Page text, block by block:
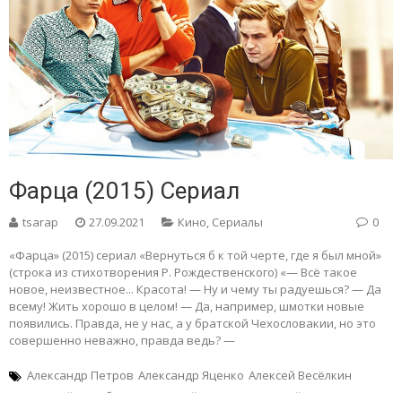
Фарца (2015) Сериал
tsarap 27.09.2021 Кино, Сериалы 0
«Фарца» (2015) сериал «Вернуться б к той черте, где я был мной»
(строка из стихотворения Р. Рождественского) «— Всё такое
новое, неизвестное... Красота! — Ну и чему ты радуешься? — Да
всему! Жить хорошо в целом! — Да, например, шмотки новые
появились. Правда, не у нас, а у братской Чехословакии, но это
совершенно неважно, правда ведь? —
Александр Петров Александр Яценко Алексей Весёлкин